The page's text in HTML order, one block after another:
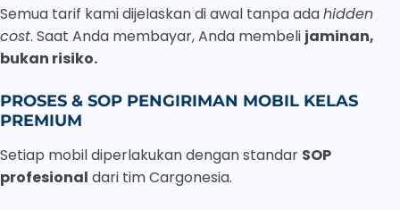
Semua tarif kami dijelaskan di awal tanpa adahidden
cost. Saat Anda membayar, Anda membeli jaminan,
bukan risiko.
PROSES & SOP PENGIRIMAN MOBIL KELAS
PREMIUM
Setiap mobil diperlakukan dengan standar SOP
profesional dari tim Cargonesia.